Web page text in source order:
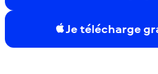
Je télécharge